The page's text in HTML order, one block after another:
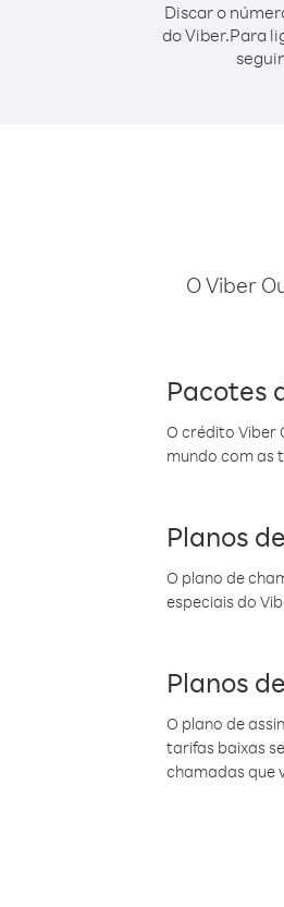
Discar o
do Viber.Para
O Viber
Pacotes
O crédito Viber
mundo com as
Planos
O plano de
especiais do
Planos
O plano de
tarifas baixas
chamadas que